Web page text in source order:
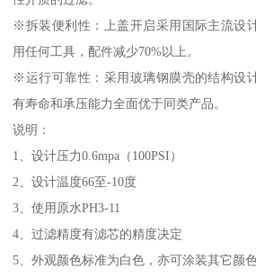
※拆装便利性：上盖开启采用国际主流设
用任何工具，配件减少70%以上。
※运行可靠性：采用玻璃钢膜壳的结构设
有寿命和承压能力全面优于同类产品。
说明：
1、设计压力0.6mpa（100PSI）
2、设计温度66至-10度
3、使用原水PH3-11
4、过滤精度有滤芯的精度决定
5、外观颜色标准为白色，亦可涂装其它颜